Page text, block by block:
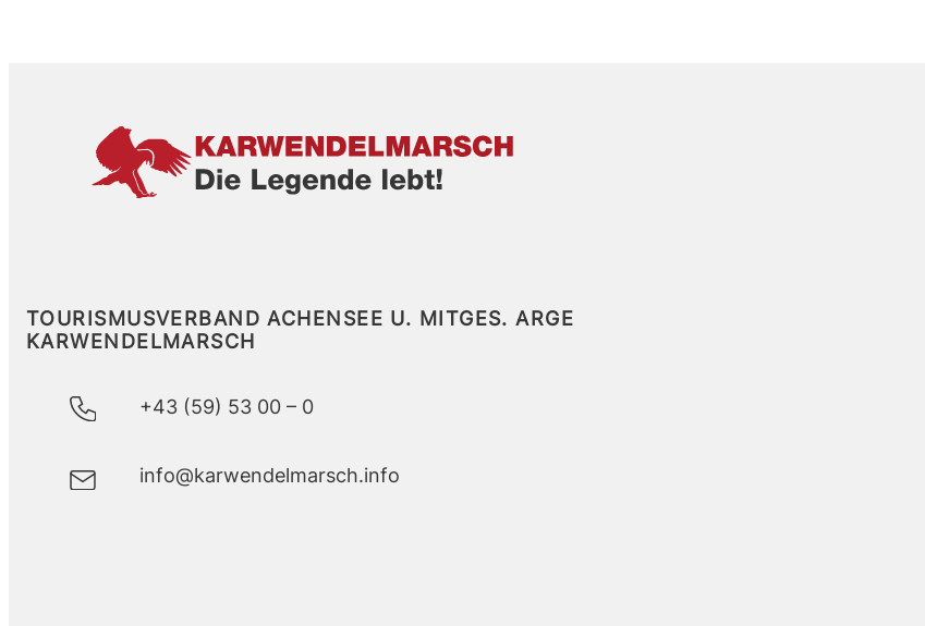
TOURISMUSVERBAND ACHENSEE U. MITGES.ARGE
KARWENDELMARSCH
+43 (59) 53 00 – 0
info@karwendelmarsch.info